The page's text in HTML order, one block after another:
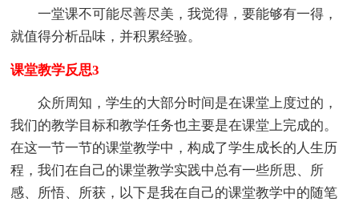
一堂课不可能尽善尽美，我觉得，要能够有一得，
就值得分析品味，并积累经验。
课堂教学反思3
众所周知，学生的大部分时间是在课堂上度过的，
我们的教学目标和教学任务也主要是在课堂上完成的。
在这一节一节的课堂教学中，构成了学生成长的人生历
程，我们在自己的课堂教学实践中总有一些所思、所
感、所悟、所获，以下是我在自己的课堂教学中的随笔